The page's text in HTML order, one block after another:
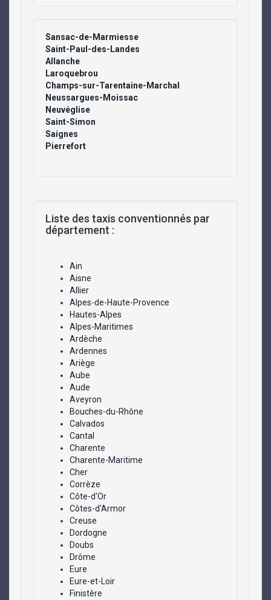
Sansac-de-Marmiesse
Saint-Paul-des-Landes
Allanche
Laroquebrou
Champs-sur-Tarentaine-Marchal
Neussargues-Moissac
Neuvéglise
Saint-Simon
Saignes
Pierrefort
Liste des taxis conventionnés par
département :
Ain
Aisne
Allier
Alpes-de-Haute-Provence
Hautes-Alpes
Alpes-Maritimes
Ardèche
Ardennes
Ariège
Aube
Aude
Aveyron
Bouches-du-Rhône
Calvados
Cantal
Charente
Charente-Maritime
Cher
Corrèze
Côte-d'Or
Côtes-d'Armor
Creuse
Dordogne
Doubs
Drôme
Eure
Eure-et-Loir
Finistère